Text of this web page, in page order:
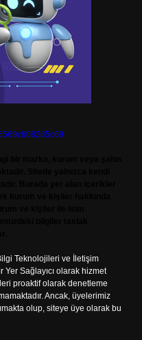
Teknolojileri ve İletişim
Yer Sağlayıcı olarak hizmet
proaktif olarak denetleme
Ancak, üyelerimiz
olup, siteye üye olarak bu